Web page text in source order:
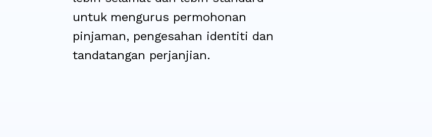
untuk mengurus permohonan
pinjaman, pengesahan identiti dan
tandatangan perjanjian.